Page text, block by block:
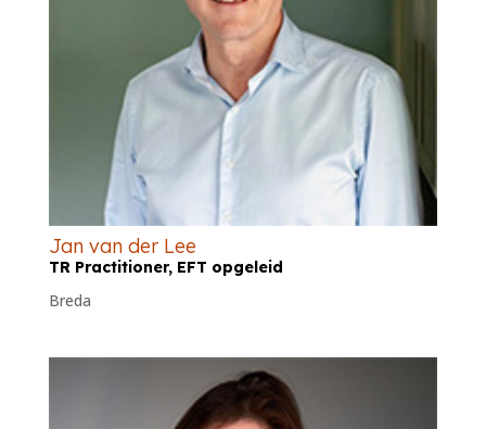
Jan van der Lee
TR Practitioner, EFT opgeleid
Breda